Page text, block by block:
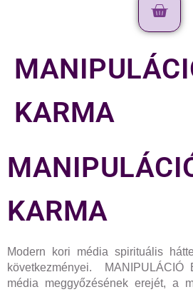
KARMA
KARMA
Modern kori média spirituális
következményei. MANIPULÁCIÓ
média meggyőzésének erejét, a